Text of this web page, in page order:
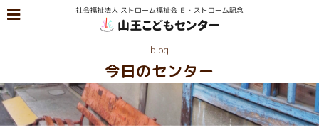
blog
今日のセンター